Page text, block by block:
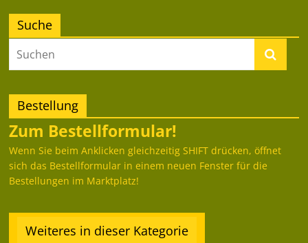
Suche
Bestellung
Zum Bestellformular!
Wenn Sie beim Anklicken gleichzeitig SHIFT drücken, öffnet
sich das Bestellformular in einem neuen Fenster für die
Bestellungen im Marktplatz!
Weiteres in dieser Kategorie